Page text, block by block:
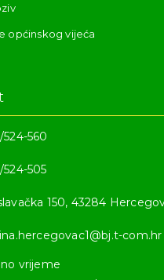
općinskog vijeća
560
505
150, 43284
com.hr
vrijeme